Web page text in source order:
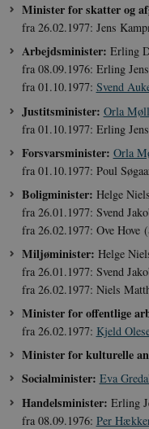
Minister for skatter og
fra 26.02.1977: Jens
Arbejdsminister: Erling
fra 08.09.1976: Erling
fra 01.10.1977: Svend
Justitsminister: Orla
fra 01.10.1977: Erling
Forsvarsminister: Orla
fra 01.10.1977: Poul
Boligminister: Helge
fra 26.01.1977: Svend
fra 26.02.1977: Ove Hove
Miljøminister: Helge
fra 26.01.1977: Svend
fra 26.02.1977: Niels
Minister for offentlige
fra 26.02.1977: Kjeld
Minister for kulturelle
Socialminister: Eva
Handelsminister: Erling
fra 08.09.1976: Per